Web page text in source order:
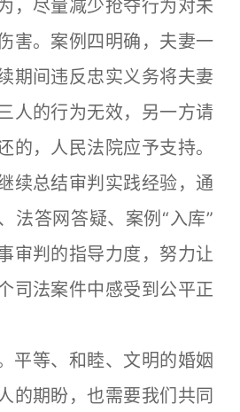
，尽量减少抢夺行为对未
害。案例四明确，夫妻一
期间违反忠实义务将夫妻
人的行为无效，另一方请
的，人民法院应予支持。
续总结审判实践经验，通
法答网答疑、案例“入库”
审判的指导力度，努力让
司法案件中感受到公平正
等、和睦、文明的婚姻
的期盼，也需要我们共同